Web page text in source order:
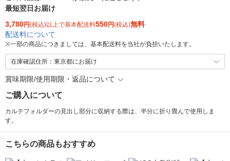
最短翌日お届け
3,780円(税込)以上で基本配送料550円(税込)無料
配送料について
※一部の商品につきましては、基本配送料を当社が負担いたします。
在庫確認住所：東京都にお届け
賞味期限/使用期限・返品について
ご購入について
カルテフォルダーの見出し部分に収納する際は、半分に折り畳んで使用しま
す。
こちらの商品もおすすめ